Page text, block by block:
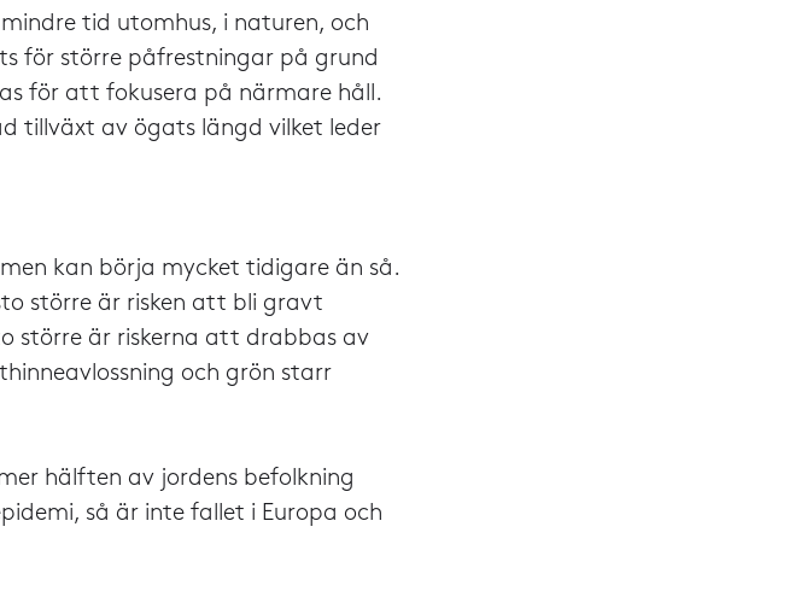
tid utomhus, i naturen, och
för större påfrestningar på grund
för att fokusera på närmare håll.
tillväxt av ögats längd vilket leder
kan börja mycket tidigare än så.
större är risken att bli gravt
större är riskerna att drabbas av
och grön starr
hälften av jordens befolkning
så är inte fallet i Europa och